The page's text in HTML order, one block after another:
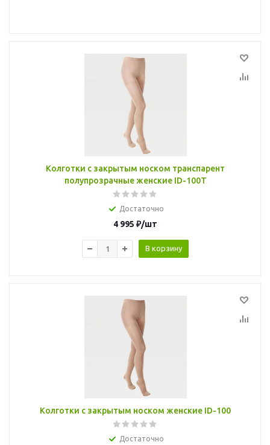
Колготки с закрытым носком транспарент
полупрозрачные женские ID-100T
Достаточно
4 995 ₽/шт
В корзину
Колготки с закрытым носком женские ID-100
Достаточно